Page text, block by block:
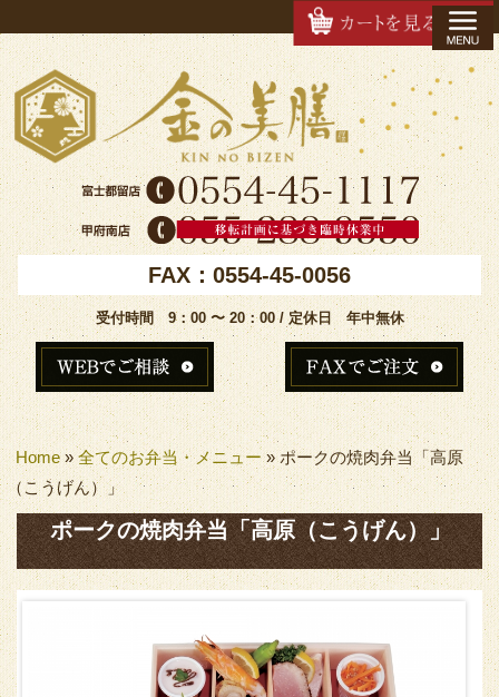
FAX：0554-45-0056
受付時間 9：00 〜 20：00 / 定休日 年中無休
Home» 全てのお弁当・メニュー»ポークの焼肉弁当「高原
（こうげん）」
ポークの焼肉弁当「高原（こうげん）」